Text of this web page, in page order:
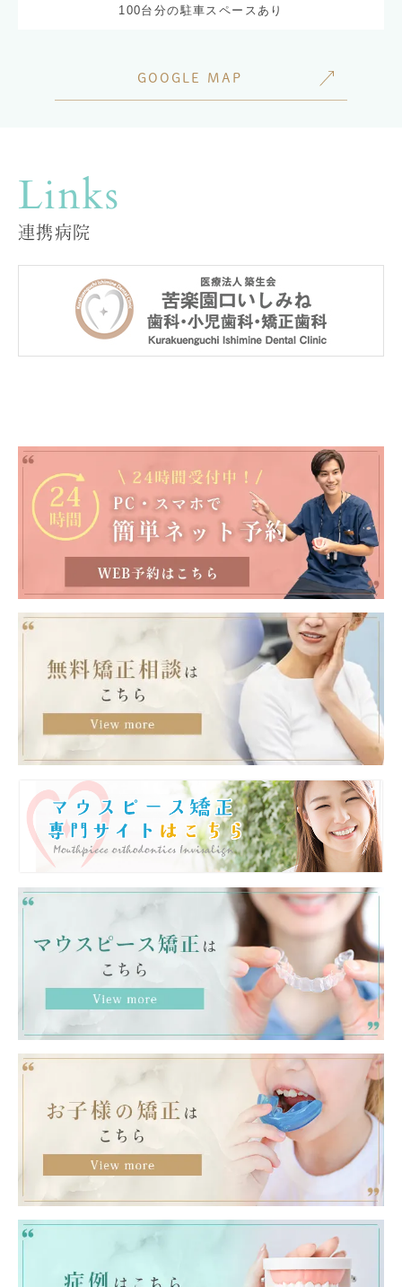
100台分の駐車スペースあり
GOOGLE MAP
Links
連携病院